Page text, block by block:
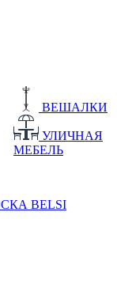
ВЕШАЛКИ
УЛИЧНАЯ
МЕБЕЛЬ
BELSI